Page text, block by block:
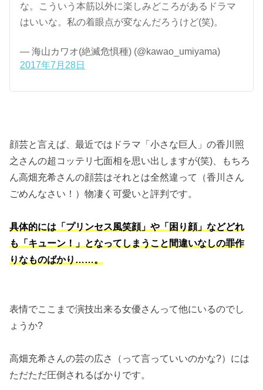
な。こういう本筋以外に楽しみどころがあるドラマ
はいいな。私の着眼点が変なんだろうけど(笑)。
— 海山カワオ(絶滅危惧種) (@kawao_umiyama)
2017年7月28日
顔芸と言えば、最近ではドラマ「小さな巨人」の香川照
之さんの超コッテリ七面相を思い出しますが(笑)、もちろ
ん高畑充希さんの顔芸はそれとは全然違って（香川さん
ごめんなさい！）物凄く可愛いと評判です。
具体的には「プリンセス風笑顔」や「困り顔」などどれ
も「キューン！」となってしまうこと間違いなしの罪作
りなものばかり……。
表情でここまで演技出来る女優さんって他にいるのでし
ょうか?
高畑充希さんの芸の広さ（って言っていいのかな?）には
ただただ圧倒されるばかりです。